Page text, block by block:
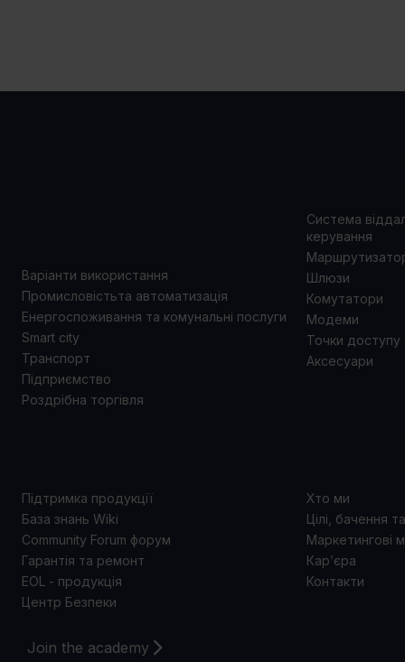
Join the academy
Варіанти використання
Промисловістьта автоматизація
Енергоспоживання та комунальні послуги
Smart city
Транспорт
Підприємство
Роздрібна торгівля
Система
керування
Шлюзи
Комутатори
Модеми
Точки доступу
Аксесуари
Підтримка продукції
База знань Wiki
Community Forum форум
Гарантія та ремонт
EOL - продукція
Центр Безпеки
Хто ми
Цілі, бачення
Маркетингові
Кар’єра
Контакти